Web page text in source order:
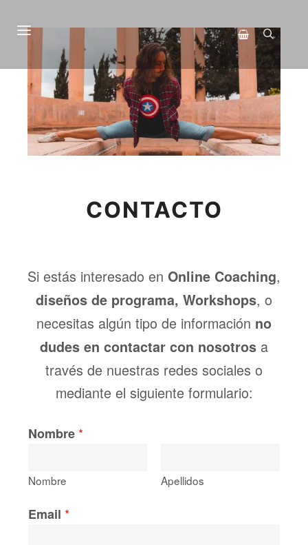
Barra lateral de
Buscar
Menú principal
CONTACTO
Si estás interesado en Online Coaching,
diseños de programa, Workshops, o
necesitas algún tipo de información no
dudes en contactar con nosotros a
través de nuestras redes sociales o
mediante el siguiente formulario:
Nombre *
Nombre Apellidos
Email *